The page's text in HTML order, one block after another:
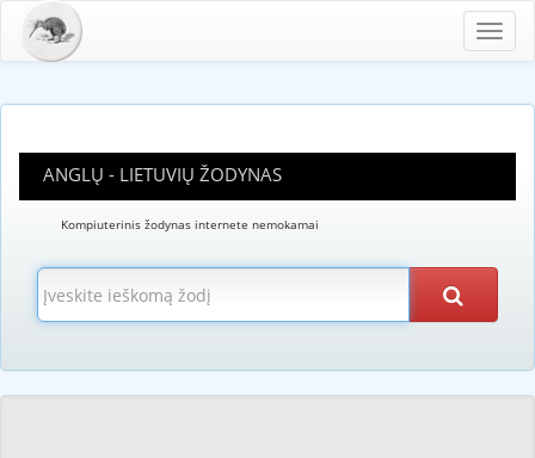
ANGLŲ - LIETUVIŲ ŽODYNAS
Kompiuterinis žodynas internete nemokamai